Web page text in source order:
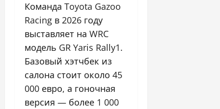
Команда Toyota Gazoo
Racing в 2026 году
выставляет на WRC
модель GR Yaris Rally1.
Базовый хэтчбек из
салона стоит около 45
000 евро, а гоночная
версия — более 1 000